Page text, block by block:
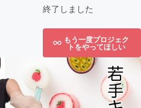
終了しました
もう一度プロジェク
トをやってほしい